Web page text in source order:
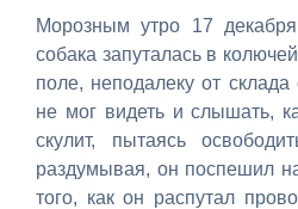
Морозным утро 17
собака запуталась в
поле, неподалеку от
не мог видеть и слышать,
скулит, пытаясь
раздумывая, он поспешил
того, как он распутал